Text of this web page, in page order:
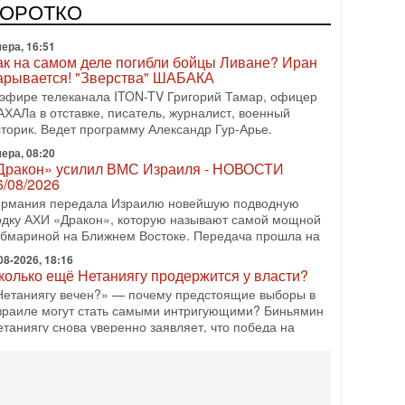
АХИ «Дракон» (Drakon), которая уже стала самой
субмариной в истории ЦАХАЛ. Но почему её
16:51
на самом деле погибли бойцы Ливане? Иран
"Зверства" ШАБАКА
телеканала ITON-TV Григорий Тамар, офицер
в отставке, писатель, журналист, военный
Ведет программу Александр Гур-Арье.
08:20
усилил ВМС Израиля - НОВОСТИ
08/2026
передала Израилю новейшую подводную
АХИ «Дракон», которую называют самой мощной
на Ближнем Востоке. Передача прошла на
2026, 18:16
ещё Нетаниягу продержится у власти?
вечен?» — почему предстоящие выборы в
могут стать самыми интригующими? Биньямин
снова уверенно заявляет, что победа на